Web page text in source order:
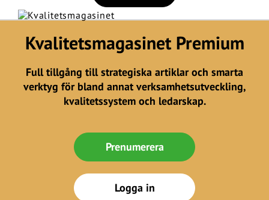
Kvalitetsmagasinet Premium
Full tillgång till strategiska artiklar och smarta
verktyg för bland annat verksamhetsutveckling,
kvalitetssystem och ledarskap.
Prenumerera
Logga in